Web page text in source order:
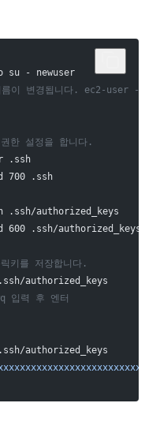
su - newuser
름이 변경됩니다. ec2-user -
한 설정을 합니다.
.ssh
700 .ssh
.ssh/authorized_keys
600 .ssh/authorized_keys
키를 저장합니다.
authorized_keys
입력 후 엔터
authorized_keys